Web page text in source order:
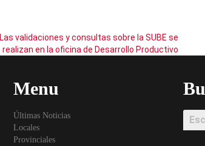
validaciones y consultas sobre la SUBE se
realizan en la oficina de Desarrollo Productivo
Menu
Últimas Noticias
Locales
Provinciales